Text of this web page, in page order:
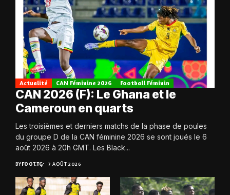
Actualité CAN Féminine 2026 Football Féminin
CAN 2026 (F): Le Ghana et le
Cameroun en quarts
Les troisièmes et derniers matchs de la phase de poules
du groupe D de la CAN féminine 2026 se sont joués le 6
août 2026 à 20h GMT. Les Black...
BYFOOT.TG 7 AOÛT 2026